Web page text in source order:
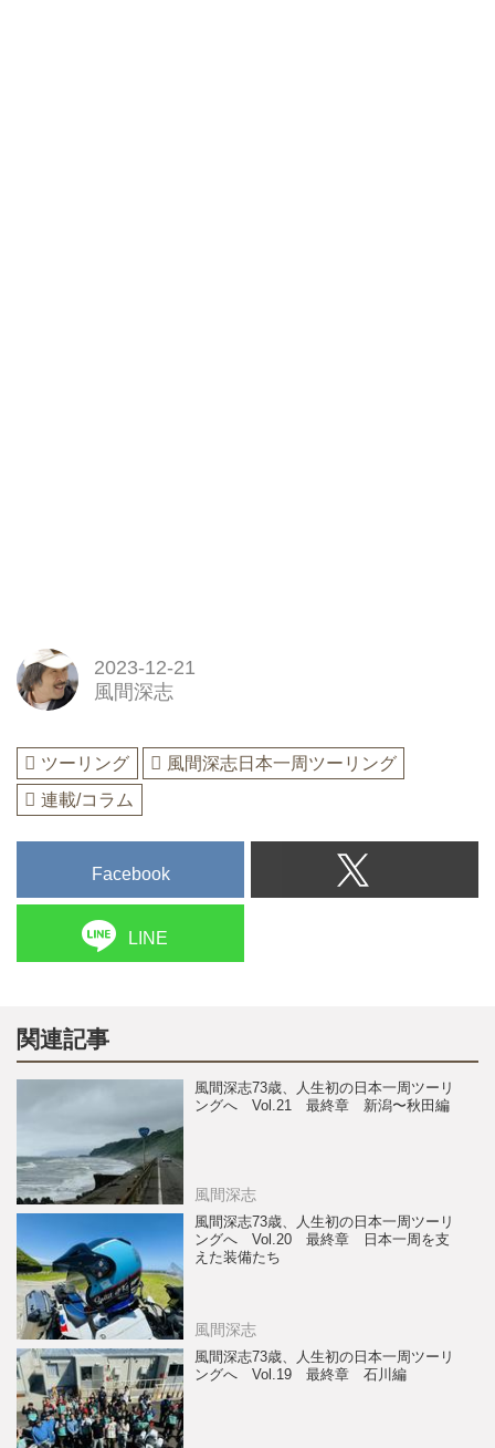
2023-12-21
風間深志
ツーリング
風間深志日本一周ツーリング
連載/コラム
Facebook
LINE
関連記事
風間深志73歳、人生初の日本一周ツーリ
ングへ Vol.21 最終章 新潟〜秋田編
風間深志
風間深志73歳、人生初の日本一周ツーリ
ングへ Vol.20 最終章 日本一周を支
えた装備たち
風間深志
風間深志73歳、人生初の日本一周ツーリ
ングへ Vol.19 最終章 石川編